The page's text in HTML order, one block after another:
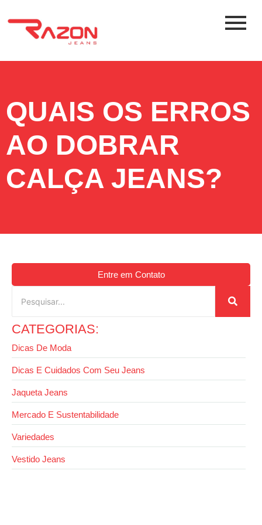
QUAIS OS ERROS
AO DOBRAR
CALÇA JEANS?
Entre em Contato
CATEGORIAS:
Dicas De Moda
Dicas E Cuidados Com Seu Jeans
Jaqueta Jeans
Mercado E Sustentabilidade
Variedades
Vestido Jeans